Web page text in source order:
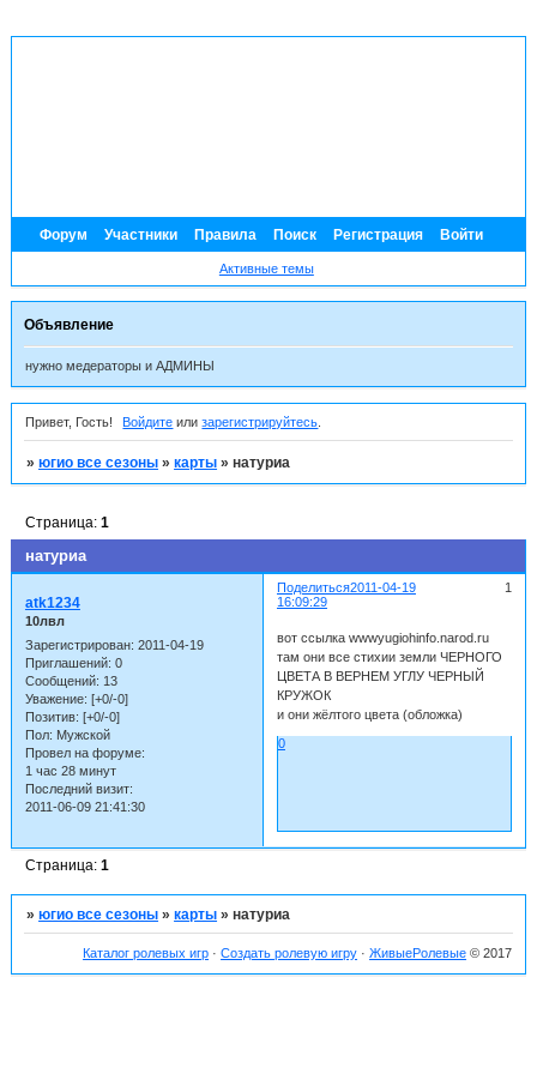
Форум Участники Правила Поиск Регистрация Войти
Активные темы
Объявление
нужно медераторы и АДМИНЫ
Привет, Гость! Войдите илизарегистрируйтесь
»югио все сезоны »карты »натуриа
натуриа
Страница:1
Поделиться 1
2011-04-19
16:09:29
atk1234
10лвл
Зарегистрирован: 2011-04-19
Приглашений: 0
Сообщений: 13
Уважение: [+0/-0]
Позитив: [+0/-0]
Пол: Мужской
Провел на форуме:
1 час 28 минут
Последний визит:
2011-06-09 21:41:30
вот ссылка wwwyugiohinfo.narod.ru
там они все стихии земли ЧЕРНОГО
ЦВЕТА В ВЕРНЕМ УГЛУ ЧЕРНЫЙ
КРУЖОК
и они жёлтого цвета (обложка)
0
Страница:1
»югио все сезоны »карты »натуриа
Каталог ролевых игр ·Создать ролевую игру ·ЖивыеРолевые © 2017